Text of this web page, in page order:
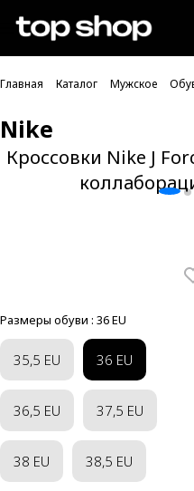
Проверка хлебных крошек
Главная Каталог Мужское
Nike
Кроссовки Nike J
Размеры обуви : 36 EU
35,5 EU 36 EU
36,5 EU 37,5 EU
38 EU 38,5 EU